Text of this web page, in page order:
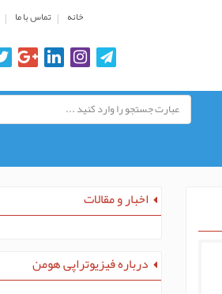
خانه تماس با ما
اخبار و مقالات
درباره فیزیوتراپی هومن